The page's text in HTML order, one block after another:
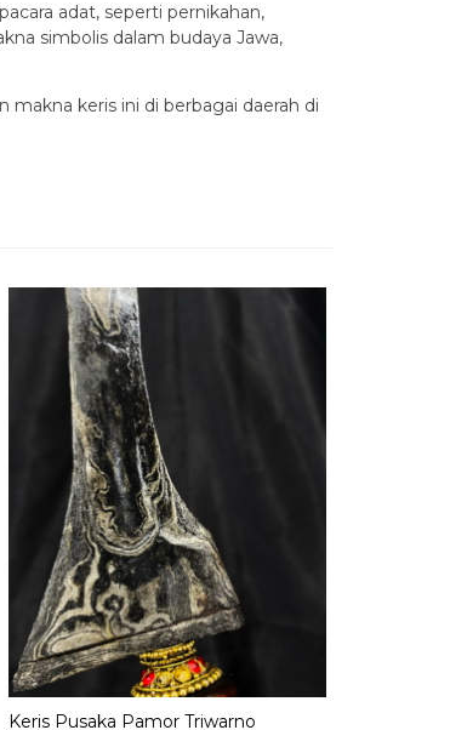
adat, seperti pernikahan,
simbolis dalam budaya Jawa,
makna keris ini di berbagai daerah di
Keris Pusaka Pamor Triwarno